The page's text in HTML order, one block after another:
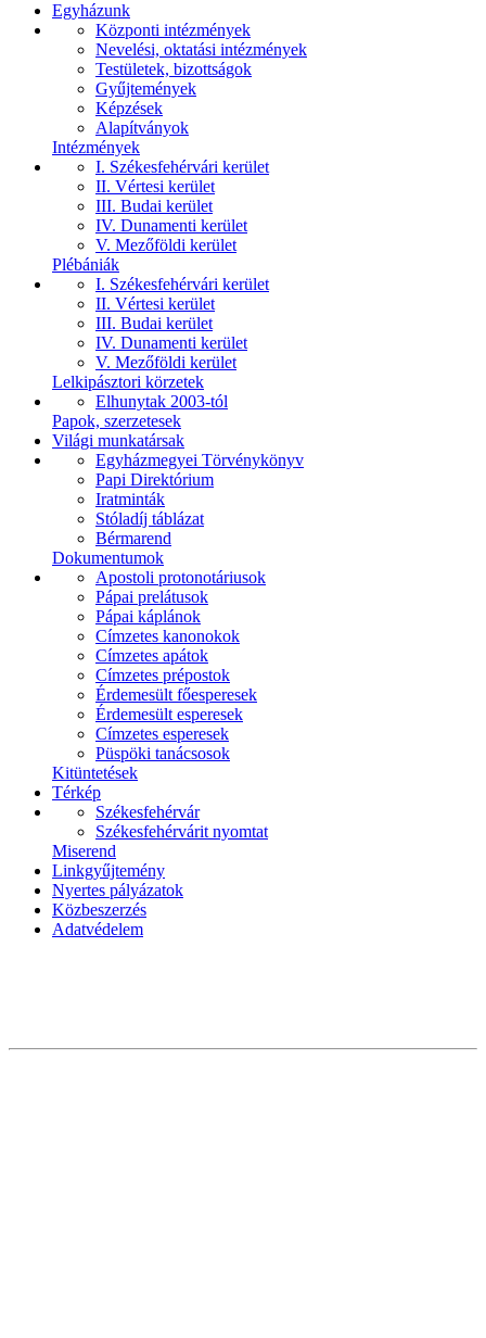
Egyházunk
Központi intézmények
Nevelési, oktatási intézmények
Testületek, bizottságok
Gyűjtemények
Képzések
Alapítványok
Intézmények
I. Székesfehérvári kerület
II. Vértesi kerület
III. Budai kerület
IV. Dunamenti kerület
V. Mezőföldi kerület
Plébániák
I. Székesfehérvári kerület
II. Vértesi kerület
III. Budai kerület
IV. Dunamenti kerület
V. Mezőföldi kerület
Lelkipásztori körzetek
Elhunytak 2003-tól
Papok, szerzetesek
Világi munkatársak
Egyházmegyei Törvénykönyv
Papi Direktórium
Iratminták
Stóladíj táblázat
Bérmarend
Dokumentumok
Apostoli protonotáriusok
Pápai prelátusok
Pápai káplánok
Címzetes kanonokok
Címzetes apátok
Címzetes prépostok
Érdemesült főesperesek
Érdemesült esperesek
Címzetes esperesek
Püspöki tanácsosok
Kitüntetések
Térkép
Székesfehérvár
Székesfehérvárit nyomtat
Miserend
Linkgyűjtemény
Nyertes pályázatok
Közbeszerzés
Adatvédelem